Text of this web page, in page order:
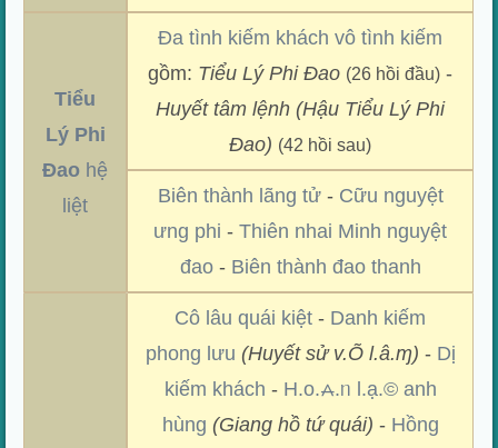
Tiểu
Lý Phi
Đao hệ
liệt
Đa tình kiếm khách vô tình kiếm
gồm: Tiểu Lý Phi Đao (26 hồi đầu) -
Huyết tâm lệnh (Hậu Tiểu Lý Phi
Đao) (42 hồi sau)
Biên thành lãng tử- Cữu nguyệt
ưng phi -Thiên nhai Minh nguyệt
đao- Biên thành đao thanh
Cô lâu quái kiệt - Danh kiếm
phong lưu (Huyết sử v.Õ l.â.ɱ) - Dị
kiếm khách - H.o.⩜.ᥒ l.ạ.© anh
hùng (Giang hồ tứ quái) - Hồng